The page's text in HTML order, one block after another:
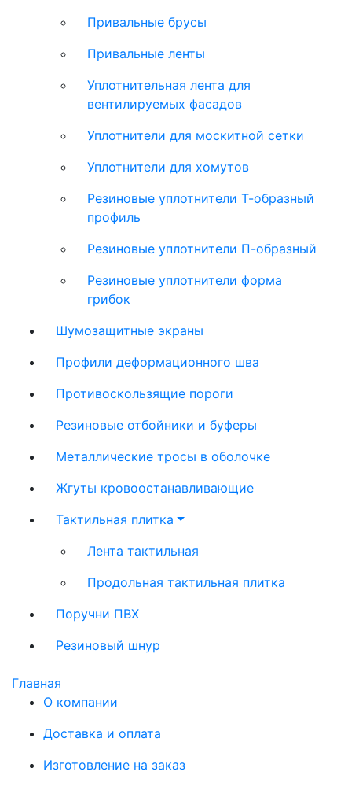
Привальные брусы
Привальные ленты
Уплотнительная лента для
вентилируемых фасадов
Уплотнители для москитной сетки
Уплотнители для хомутов
Резиновые уплотнители Т-образный
профиль
Резиновые уплотнители П-образный
Резиновые уплотнители форма
грибок
Шумозащитные экраны
Профили деформационного шва
Противоскользящие пороги
Резиновые отбойники и буферы
Металлические тросы в оболочке
Жгуты кровоостанавливающие
Тактильная плитка
Лента тактильная
Продольная тактильная плитка
Поручни ПВХ
Резиновый шнур
Главная
О компании
Доставка и оплата
Изготовление на заказ